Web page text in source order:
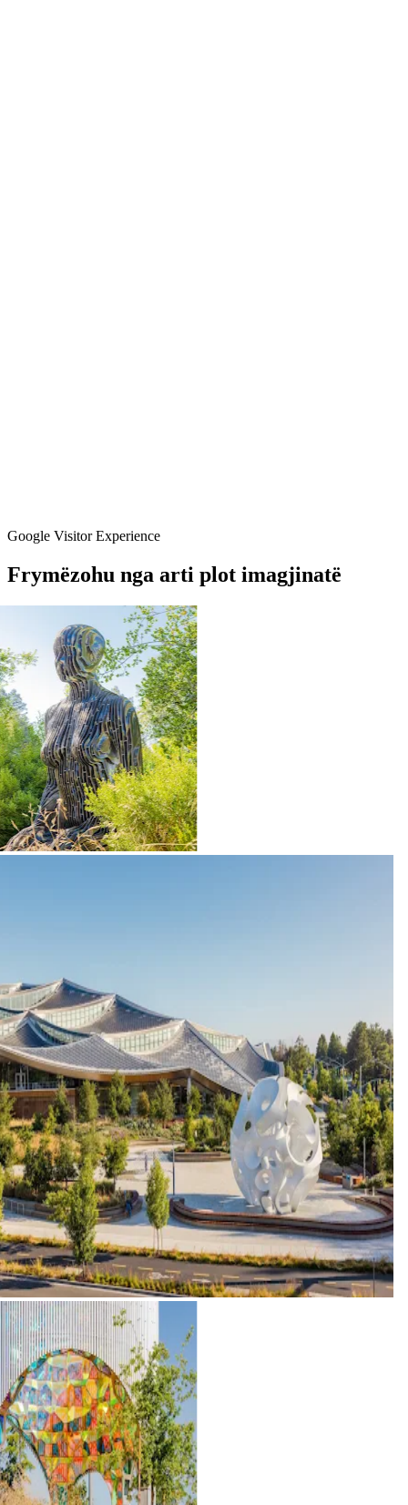
Google Visitor Experience
Frymëzohu nga arti plot imagjinatë